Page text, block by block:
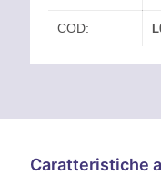
COD:
Caratteristiche